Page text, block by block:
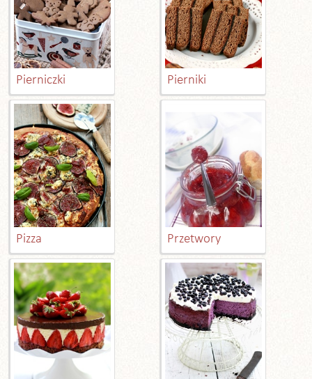
Pierniczki Pierniki
Pizza Przetwory